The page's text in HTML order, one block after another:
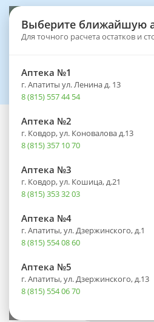
Выберите ближайшую
Для точного расчета остатков и
Аптека №1
г. Апатиты ул. Ленина д. 13
8 (815) 557 44 54
Аптека №2
г. Ковдор, ул. Коновалова д.13
8 (815) 357 10 70
Аптека №3
г. Ковдор, ул. Кошица, д.21
8 (815) 353 32 03
Аптека №4
г. Апатиты, ул. Дзержинского, д.1
8 (815) 554 08 60
Аптека №5
г. Апатиты, ул. Дзержинского, д.13
8 (815) 554 06 70
Каталог Товары
Solar Biolab
жидк. 500мл